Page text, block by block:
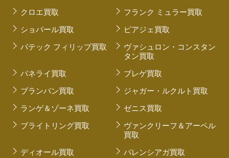
クロエ買取 フランク ミュラー買取
ショパール買取 ピアジェ買取
パテック フィリップ買取
ヴァシュロン・コンスタン
タン買取
パネライ買取 ブレゲ買取
ブランパン買取 ジャガー・ルクルト買取
ランゲ＆ゾーネ買取 ゼニス買取
ブライトリング買取
ヴァンクリーフ＆アーペル
買取
ディオール買取 バレンシアガ買取